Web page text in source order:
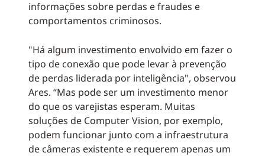
informações sobre perdas e fraudes e
comportamentos criminosos.
"Há algum investimento envolvido em fazer o
tipo de conexão que pode levar à prevenção
de perdas liderada por inteligência", observou
Ares. “Mas pode ser um investimento menor
do que os varejistas esperam. Muitas
soluções de Computer Vision, por exemplo,
podem funcionar junto com a infraestrutura
de câmeras existente e requerem apenas um